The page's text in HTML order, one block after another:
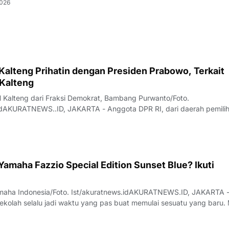
Prihatin dengan Presiden Prabowo, Terkait
Kalteng dari Fraksi Demokrat, Bambang Purwanto/Foto.
JAKARTA - Anggota DPR RI, dari daerah
Bambang Purwanto, mengaku kasihan dengan Presiden
Fazzio Special Edition Sunset Blue? Ikuti
Indonesia/Foto. Ist/akuratnews.idAKURATNEWS.ID, JAKARTA -
selalu jadi waktu yang pas buat memulai sesuatu yang baru.
outfit, sampai kendaraan yang dipakai buat beraktivitas